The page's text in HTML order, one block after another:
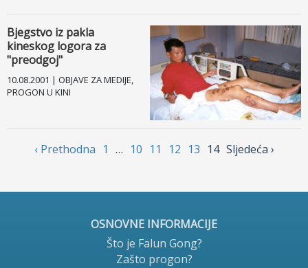
Bjegstvo iz pakla
kineskog logora za
"preodgoj"
10.08.2001 | OBJAVE ZA MEDIJE,
PROGON U KINI
‹ Prethodnа 1 … 10 11 12 13 14 Sljedećа ›
OSNOVNE INFORMACIJE
Što je Falun Gong?
Zašto progon?